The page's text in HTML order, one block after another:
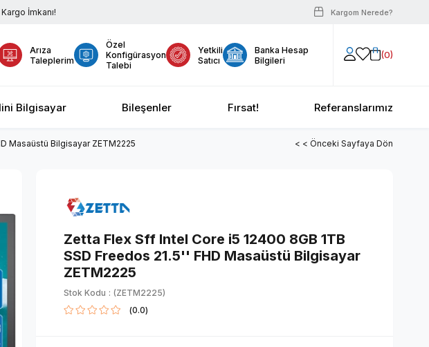
İmkanı! Kargom Nerede?
Arıza
Taleplerim
Özel
Konfigürasyon
Talebi
Yetkili
Satıcı
Banka Hesap
Bilgileri
0
Bilgisayar Bileşenler Fırsat! Referanslarımız
Masaüstü Bilgisayar ZETM2225 < < Önceki Sayfaya Dön
Zetta Flex Sff Intel Core i5 12400 8GB 1TB
SSD Freedos 21.5'' FHD Masaüstü Bilgisayar
ZETM2225
Stok Kodu
(ZETM2225)
0.0